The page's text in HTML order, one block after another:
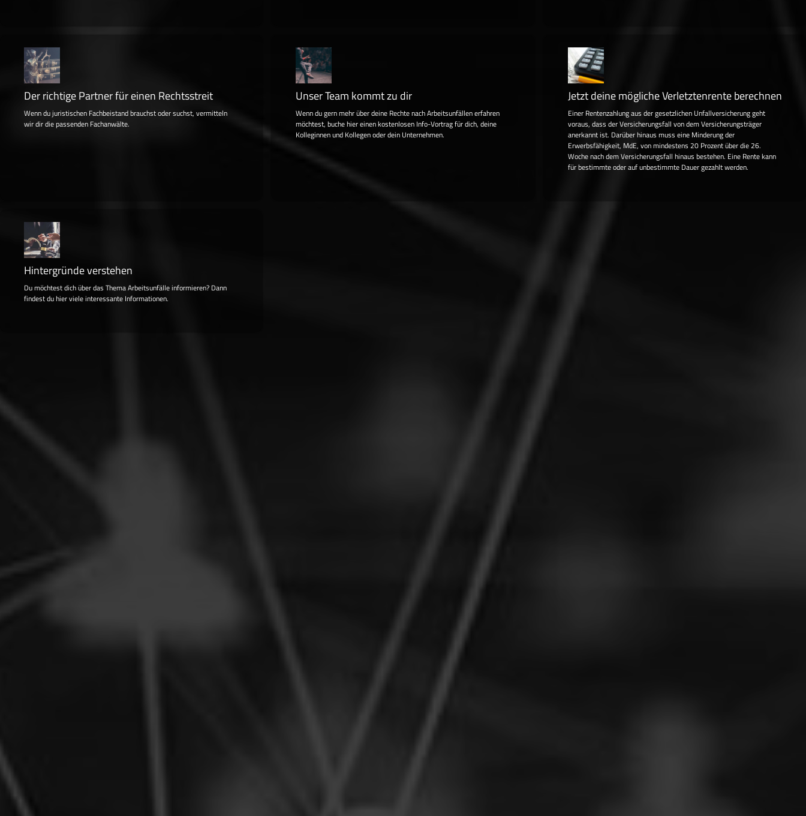
Der richtige Partner für einen Rechtsstreit
Wenn du juristischen Fachbeistand brauchst oder suchst, vermitteln
wir dir die passenden Fachanwälte.
Unser Team kommt zu dir
Wenn du gern mehr über deine Rechte nach Arbeitsunfällen erfahren
möchtest, buche hier einen kostenlosen Info-Vortrag für dich, deine
Kolleginnen und Kollegen oder dein Unternehmen.
Jetzt deine mögliche Verletztenrente berechnen
Einer Rentenzahlung aus der gesetzlichen Unfallversicherung geht
voraus, dass der Versicherungsfall von dem Versicherungsträger
anerkannt ist. Darüber hinaus muss eine Minderung der
Erwerbsfähigkeit, MdE, von mindestens 20 Prozent über die 26.
Woche nach dem Versicherungsfall hinaus bestehen. Eine Rente kann
für bestimmte oder auf unbestimmte Dauer gezahlt werden.
Hintergründe verstehen
Du möchtest dich über das Thema Arbeitsunfälle informieren? Dann
findest du hier viele interessante Informationen.